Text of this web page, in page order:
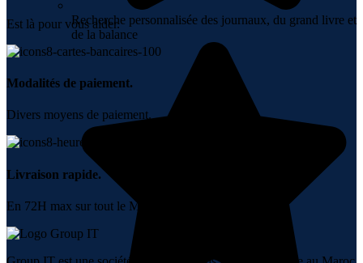
Recherche personnalisée des journaux, du grand livre et
de la balance
Est là pour vous aider.
Modalités de paiement.
Divers moyens de paiement.
Livraison rapide.
En 72H max sur tout le Maroc.